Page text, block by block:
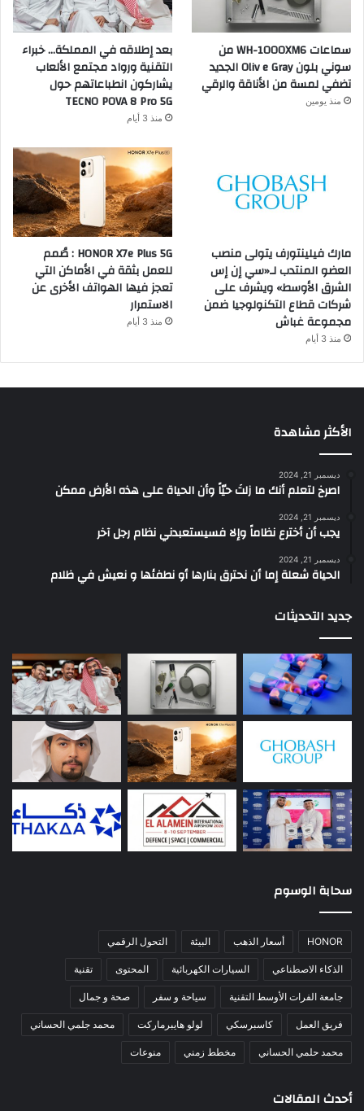
سماعات WH-1000XM6 من
سوني بلون Oliv e Gray الجديد
تضفي لمسة من الأناقة والرقي
منذ يومين
بعد إطلاقه في المملكة… خبراء
التقنية ورواد مجتمع الألعاب
يشاركون انطباعاتهم حول
TECNO POVA 8 Pro 5G
منذ 3 أيام
مارك فيلينتورف يتولى منصب
العضو المنتدب لـ«سي إن إس
الشرق الأوسط» ويشرف على
شركات قطاع التكنولوجيا ضمن
مجموعة غباش
منذ 3 أيام
HONOR X7e Plus 5G : صُمم
للعمل بثقة في الأماكن التي
تعجز فيها الهواتف الأخرى عن
الاستمرار
منذ 3 أيام
الأكثر مشاهدة
ديسمبر 21, 2024
‫اصرخ لتعلم أنك ما زلتَ حيّاً وأن الحياة على هذه الأرض ممكن
ديسمبر 21, 2024
يجب أن أخترع نظاماً وإلا فسيستعبدني نظام رجل آخر
ديسمبر 21, 2024
الحياة شعلة إما أن نحترق بنارها أو نطفئها و نعيش في ظلام
جديد التحديثات
سحابة الوسوم
HONOR أسعار الذهب البيئة التحول الرقمي
الذكاء الاصطناعي السيارات الكهربائية المحتوى تقنية
جامعة الفرات الأوسط التقنية سياحة و سفر صحة و جمال
فريق العمل كاسبرسكي لولو هايبرماركت محمد جلمي الحساني
محمد حلمي الحساني مخطط زمني منوعات
أحدث المقالات